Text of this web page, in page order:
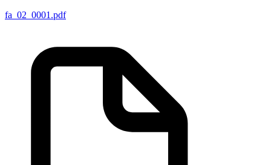
fa_02_0001.pdf